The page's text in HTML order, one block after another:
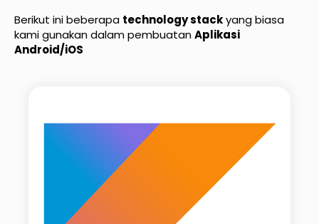
Berikut ini beberapa technology stackyang biasa
kami gunakan dalam pembuatanAplikasi
Android/iOS